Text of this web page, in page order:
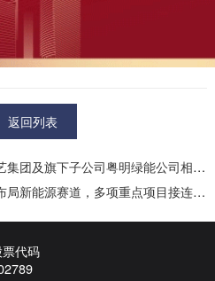
返回列表
[上一篇]【喜报】捷报频传！建艺集团及旗下子公司粤明绿能公司相继中标多项重点项目，总价逾2.11亿元
[下一篇]【喜报】建艺集团积极布局新能源赛道，多项重点项目接连中标
票代码